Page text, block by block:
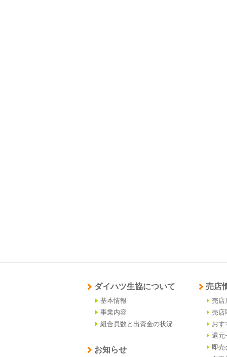
ダイハツ生協について
基本情報
事業内容
組合員数と出資金の状況
お知らせ
売店
売店
売店
おす
還元
即売